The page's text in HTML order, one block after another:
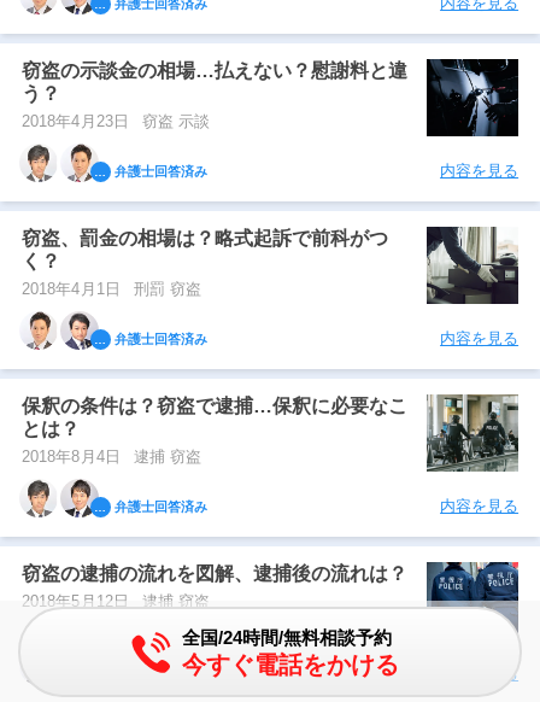
弁護士回答済み
窃盗の示談金の相場…払えない？慰謝料と違
う？
2018年4月23日 窃盗 示談
弁護士回答済み 内容を見る
窃盗、罰金の相場は？略式起訴で前科がつ
く？
2018年4月1日 刑罰 窃盗
弁護士回答済み 内容を見る
保釈の条件は？窃盗で逮捕…保釈に必要なこ
とは？
2018年8月4日 逮捕 窃盗
弁護士回答済み 内容を見る
窃盗の逮捕の流れを図解、逮捕後の流れは？
2018年5月12日 逮捕 窃盗
弁護士回答済み 内容を見る
全国/24時間/無料相談予約
今すぐ電話をかける